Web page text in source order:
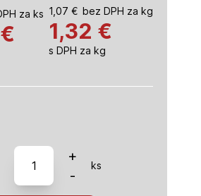
za ks 1,07 € bez DPH za kg
1,32 €
s DPH za kg
množstvo
AHO
1,5
+
-
ks